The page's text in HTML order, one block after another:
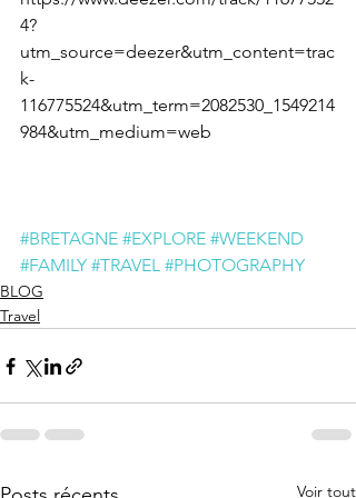
4?
utm_source=deezer&utm_content=trac
k-
116775524&utm_term=2082530_1549214
984&utm_medium=web
#BRETAGNE #EXPLORE #WEEKEND
#FAMILY #TRAVEL #PHOTOGRAPHY
BLOG
Travel
Voir tout